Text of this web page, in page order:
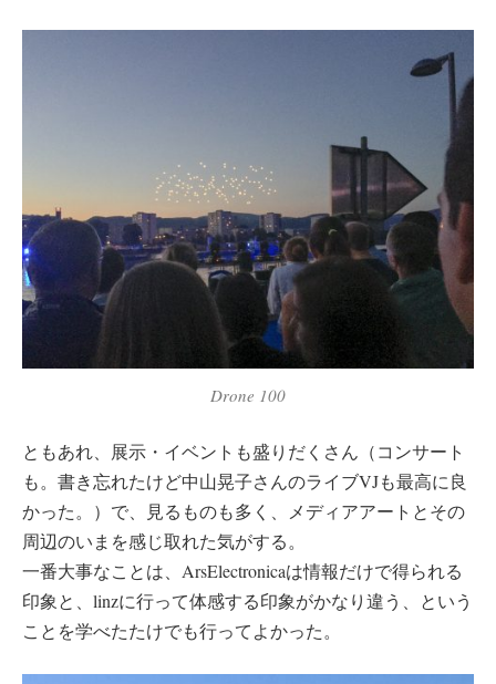
Drone 100
ともあれ、展示・イベントも盛りだくさん（コンサート
も。書き忘れたけど中山晃子さんのライブVJも最高に良
かった。）で、見るものも多く、メディアアートとその
周辺のいまを感じ取れた気がする。
一番大事なことは、ArsElectronicaは情報だけで得られる
印象と、linzに行って体感する印象がかなり違う、という
ことを学べたたけでも行ってよかった。